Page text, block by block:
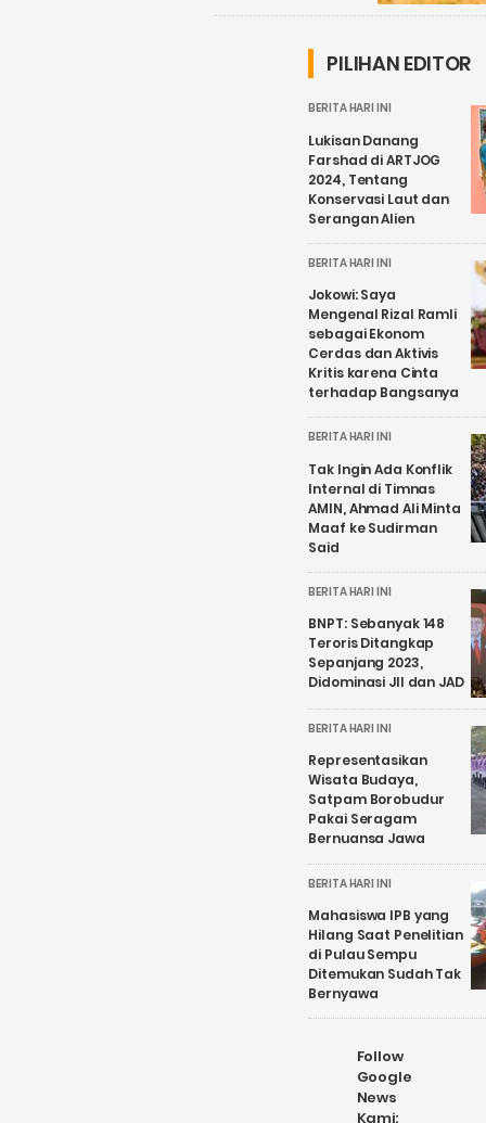
PILIHAN EDITOR
BERITA HARI INI
Lukisan Danang
Farshad di ARTJOG
2024, Tentang
Konservasi Laut dan
Serangan Alien
BERITA HARI INI
Jokowi: Saya
Mengenal Rizal Ramli
sebagai Ekonom
Cerdas dan Aktivis
Kritis karena Cinta
terhadap Bangsanya
BERITA HARI INI
Tak Ingin Ada Konflik
Internal di Timnas
AMIN, Ahmad Ali Minta
Maaf ke Sudirman
Said
BERITA HARI INI
BNPT: Sebanyak 148
Teroris Ditangkap
Sepanjang 2023,
Didominasi JII dan JAD
BERITA HARI INI
Representasikan
Wisata Budaya,
Satpam Borobudur
Pakai Seragam
Bernuansa Jawa
BERITA HARI INI
Mahasiswa IPB yang
Hilang Saat Penelitian
di Pulau Sempu
Ditemukan Sudah Tak
Bernyawa
Follow
Google
News
Kami: